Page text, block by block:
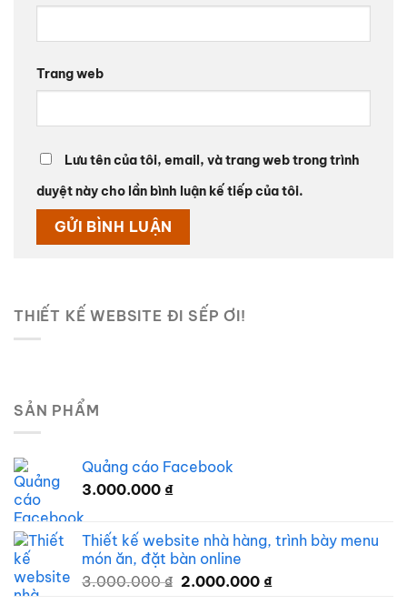
Trang web
Lưu tên của tôi, email, và trang web trong trình
duyệt này cho lần bình luận kế tiếp của tôi.
THIẾT KẾ WEBSITE ĐI SẾP ƠI!
SẢN PHẨM
Quảng cáo Facebook
3.000.000 ₫
Thiết kế website nhà hàng, trình bày menu
món ăn, đặt bàn online
3.000.000₫ Giá
2.000.000 ₫Giá